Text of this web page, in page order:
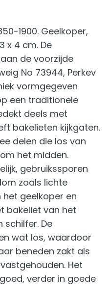
1900. Geelkoper,
x 4 cm. De
de voorzijde
No 73944, Perkev
vormgegeven
een traditionele
deels met
bakelieten kijkgaten.
delen die los van
het midden.
gebruikssporen
zoals lichte
geelkoper en
bakeliet van het
schilfer. De
wat los, waardoor
beneden zakt als
Het
verder in goede